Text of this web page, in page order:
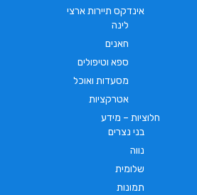
אינדקס תיירות ארצי
לינה
חאנים
ספא וטיפולים
מסעדות ואוכל
אטרקציות
חלוציות – מידע
בני נצרים
נווה
שלומית
תמונות